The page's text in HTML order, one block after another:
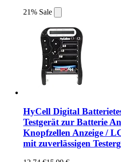
21% Sale
HyCell Digital
Testgerät zur Batterie
Knopfzellen Anzeige /
mit zuverlässigen